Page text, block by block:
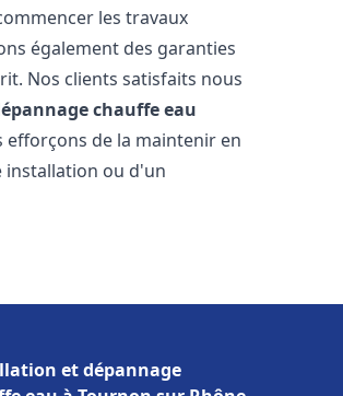
les travaux
également des garanties
Nos clients satisfaits nous
chauffe eau
de la maintenir en
installation ou d'un
et dépannage